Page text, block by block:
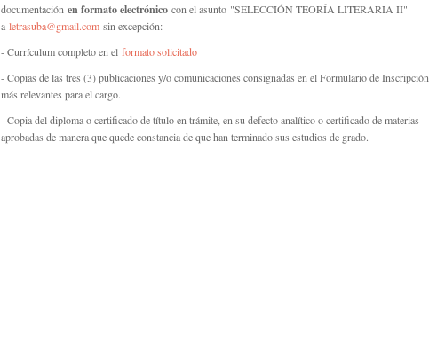
documentación en formato electrónico con el asunto "SELECCIÓN TEORÍA LITERARIA II"
a letrasuba@gmail.com sin excepción:
- Currículum completo en el formato solicitado
- Copias de las tres (3) publicaciones y/o comunicaciones consignadas en el Formulario de Inscripción
más relevantes para el cargo.
- Copia del diploma o certificado de título en trámite, en su defecto analítico o certificado de materias
aprobadas de manera que quede constancia de que han terminado sus estudios de grado.